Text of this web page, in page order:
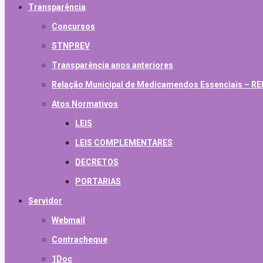
Transparência
Concursos
STNPREV
Transparência anos anteriores
Relação Municipal de Medicamendos Essenciais –
Atos Normativos
LEIS
LEIS COMPLEMENTARES
DECRETOS
PORTARIAS
Servidor
Webmail
Contracheque
1Doc